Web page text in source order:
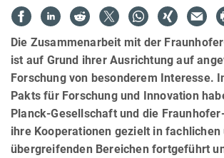
Die Zusammenarbeit mit der
ist auf Grund ihrer Ausrichtung auf
Forschung von besonderem Interesse.
Pakts für Forschung und Innovation
Planck-Gesellschaft und die
ihre Kooperationen gezielt in fachlichen
übergreifenden Bereichen fortgeführt